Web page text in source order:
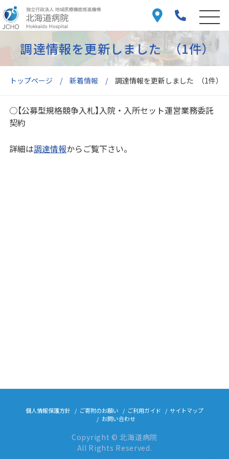
トップページ 新着情報 調達情報を更新しました （1件）
調達情報を更新しました （1件）
○【公募型規格競争入札】入院・入所セット運営業務委託
契約
詳細は調達情報からご覧下さい。
個人情報保護方針 ご寄附のお願い ご利用ガイド
サイトマップ
お問い合わせ
Copyright © 北海道病院
All Rights Reserved.